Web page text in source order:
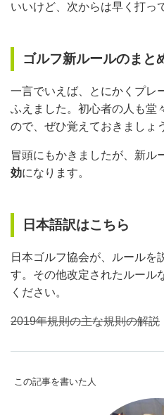
いいけど、次からは早く打っ
ゴルフ新ルールのまと
一言でいえば、とにかくプレ
ふえました。初心者の人も堂
ので、ぜひ覚えておきましょ
冒頭にもかきましたが、新ル
効になります。
日本語訳はこちら
日本ゴルフ協会が、ルールを
す。その他改定されたルール
ください。
2019年規則の主な規則の解説
この記事を書いた人